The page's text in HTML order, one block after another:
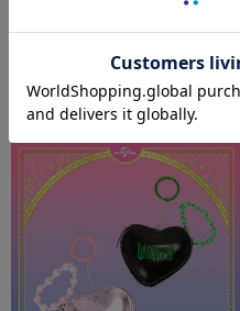
FILAフラワーウォレット